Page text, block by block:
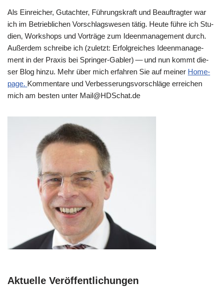
Als Ein­rei­cher, Gut­ach­ter, Füh­rungs­kraft und Beauf­trag­ter war
ich im Betrieb­li­chen Vor­schlags­we­sen tätig. Heu­te füh­re ich Stu­
di­en, Work­shops und Vor­trä­ge zum Ideen­ma­nage­ment durch.
Außer­dem schrei­be ich (zuletzt: Erfolg­rei­ches Ideen­ma­nage­
ment in der Pra­xis bei Sprin­ger-Gab­ler) — und nun kommt die­
ser Blog hin­zu. Mehr über mich erfah­ren Sie auf mei­ner Home­
page. Kom­men­ta­re und Ver­bes­se­rungs­vor­schlä­ge errei­chen
mich am besten unter Mail@​HDSchat.​de
Aktuelle Veröffentlichungen